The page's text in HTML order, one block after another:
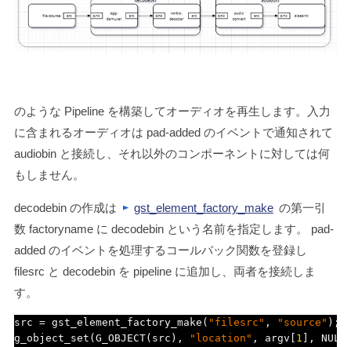
のような Pipeline を構築してオーディオを再生します。入力
に含まれるオーディオは pad-addedのイベントで通知されて
audiobin と接続し、それ以外のコンポーネントに対しては何
もしません。
decodebin の作成は gst_element_factory_make の第一引
数 factorynameに decodebin という名前を指定します。 pad-
addedのイベントを処理するコールバック関数を登録し
filesrc と decodebin を pipeline に追加し、両者を接続しま
す。
src = gst_element_factory_make ( "filesrc" , "source" );
g_object_set ( G_OBJECT( src ), "location" , argv 1 ], NULL